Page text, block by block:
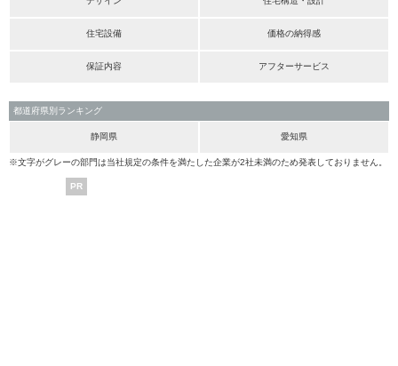
住宅設備 価格の納得感
保証内容 アフターサービス
都道府県別ランキング
静岡県 愛知県
※文字がグレーの部門は当社規定の条件を満たした企業が2社未満のため発表しておりません。
PR